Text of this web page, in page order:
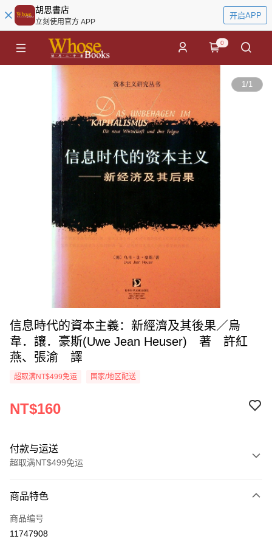
胡思書店
立刻使用官方 APP
开启APP
0
1/1
信息時代的資本主義：新經濟及其後果／烏
韋．讓．豪斯(Uwe Jean Heuser) 著 許紅
燕、張渝 譯
超取满NT$499免运 国家/地区配送
NT$160
付款与运送
超取满NT$499免运
信用卡一次付款
超商取货付款
商品特色
商品编号
11747908